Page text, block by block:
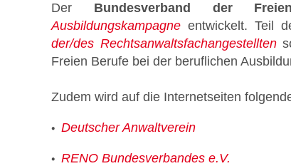
Der Bundesverband der
Ausbildungskampagne entwickelt. Teil
der/des Rechtsanwaltsfachangestellten
Freien Berufe bei der beruflichen
Zudem wird auf die Internetseiten
Deutscher Anwaltverein
RENO Bundesverbandes e.V.